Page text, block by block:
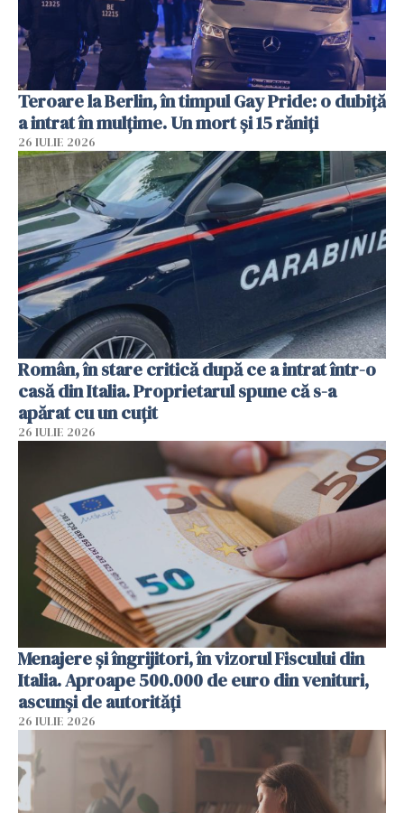
Teroare la Berlin, în timpul Gay Pride: o dubiță
a intrat în mulțime. Un mort și 15 răniți
26 IULIE 2026
Român, în stare critică după ce a intrat într-o
casă din Italia. Proprietarul spune că s-a
apărat cu un cuțit
26 IULIE 2026
Menajere și îngrijitori, în vizorul Fiscului din
Italia. Aproape 500.000 de euro din venituri,
ascunși de autorități
26 IULIE 2026